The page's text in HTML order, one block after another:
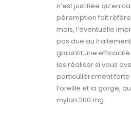
n’est justifiée qu’en
péremption fait
mois, l’éventuelle
pas due au
garantit une
les réaliser si vous
particulièrement forte
l’oreille et la gorge,
mylan 200 mg.